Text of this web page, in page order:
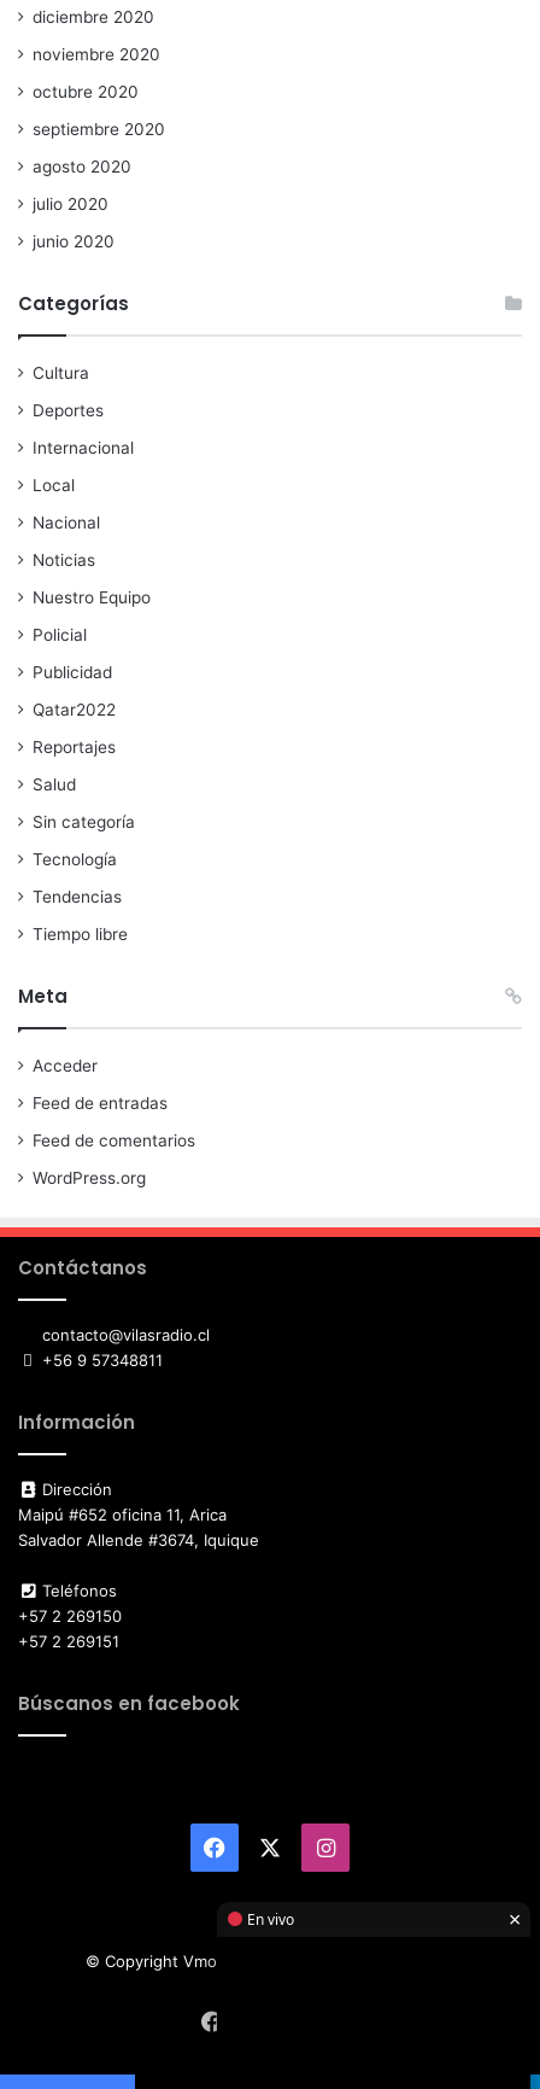
diciembre 2020
noviembre 2020
octubre 2020
septiembre 2020
agosto 2020
julio 2020
junio 2020
Categorías
Cultura
Deportes
Internacional
Local
Nacional
Noticias
Nuestro Equipo
Policial
Publicidad
Qatar2022
Reportajes
Salud
Sin categoría
Tecnología
Tendencias
Tiempo libre
Meta
Acceder
Feed de entradas
Feed de comentarios
WordPress.org
Contáctanos
contacto@vilasradio.cl
+56 9 57348811
Información
Dirección
Maipú #652 oficina 11, Arica
Salvador Allende #3674, Iquique
Teléfonos
+57 2 269150
+57 2 269151
Búscanos en facebook
Facebook Instagram
© Copyright Vmotor TI 2026, All Rights Reserved
En vivo ×